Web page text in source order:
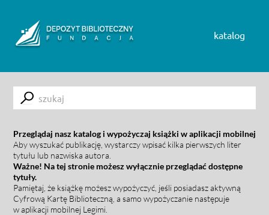
katalog
Submit
Przeglądaj nasz katalog i wypożyczaj książki w aplikacji mobilnej
Aby wyszukać publikację, wystarczy wpisać kilka pierwszych liter
tytułu lub nazwiska autora.
Ważne! Na tej stronie możesz wyłącznie przeglądać dostępne
tytuły.
Pamiętaj, że książkę możesz wypożyczyć, jeśli posiadasz aktywną
Cyfrową Kartę Biblioteczną, a samo wypożyczanie następuje
w aplikacji mobilnej Legimi.